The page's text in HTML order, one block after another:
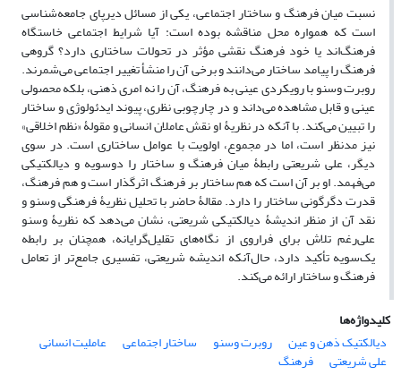
نسبت میان فرهنگ و ساختار اجتماعی، یکی از مسائل دیرپای جامعه‌شناسی
است که همواره محل مناقشه بوده است: آیا شرایط اجتماعی خاستگاه
فرهنگ‌اند یا خود فرهنگ نقشی مؤثر در تحولات ساختاری دارد؟ گروهی
فرهنگ را پیامد ساختار می‌دانند و برخی آن را منشأ تغییر اجتماعی می‌شمرند.
روبرت وسنو با رویکردی عینی به فرهنگ، آن را نه امری ذهنی، بلکه محصولی
عینی و قابل مشاهده می‌داند و در چارچوبی نظری، پیوند ایدئولوژی و ساختار
را تبیین می‌کند. با آنکه در نظریۀ او نقش عاملان انسانی و مقولۀ «نظم اخلاقی»
نیز مدنظر است، اما در مجموع، اولویت با عوامل ساختاری است. در سوی
دیگر، علی شریعتی رابطۀ میان فرهنگ و ساختار را دوسویه و دیالکتیکی
می‌فهمد. او بر آن است که هم ساختار بر فرهنگ اثرگذار است و هم فرهنگ،
قدرت دگرگونی ساختار را دارد. مقالۀ حاضر با تحلیل نظریۀ فرهنگی وسنو و
نقد آن از منظر اندیشۀ دیالکتیکی شریعتی، نشان می‌دهد که نظریۀ وسنو
علی‌رغم تلاش برای فراروی از نگاه‌های تقلیل‌گرایانه، همچنان بر رابطه
یک‌سویه تأکید دارد، حال‌آنکه اندیشه شریعتی، تفسیری جامع‌تر از تعامل
فرهنگ و ساختار ارائه می‌کند.
کلیدواژه‌ها
دیالکتیک ذهن و عین
روبرت وسنو ساختار اجتماعی عاملیت انسانی
علی شریعتی
فرهنگ